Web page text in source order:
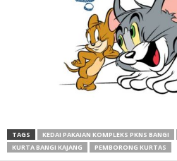
TAGS KEDAI PAKAIAN KOMPLEKS PKNS BANGI
KURTA BANGI KAJANG
PEMBORONG KURTAS